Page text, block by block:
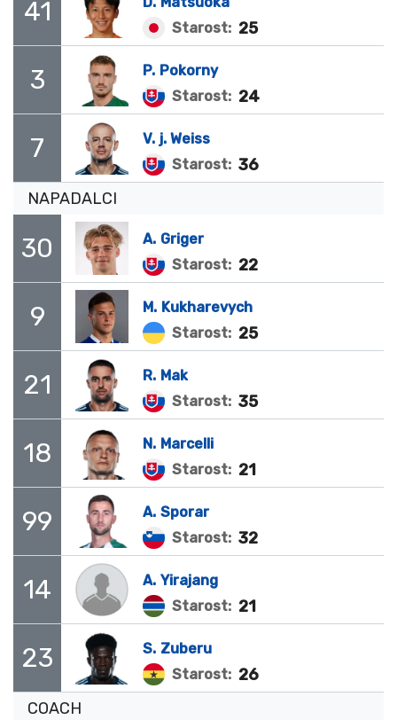
41
Starost: 25
3 P. Pokorny
Starost: 24
7 V. j. Weiss
Starost: 36
NAPADALCI
30 A. Griger
Starost: 22
9 M. Kukharevych
Starost: 25
21 R. Mak
Starost: 35
18 N. Marcelli
Starost: 21
99 A. Sporar
Starost: 32
14 A. Yirajang
Starost: 21
23 S. Zuberu
Starost: 26
COACH